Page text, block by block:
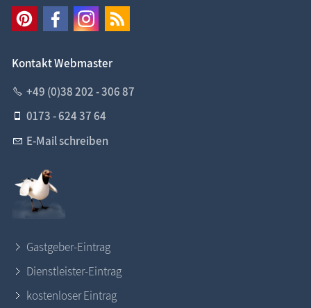
Kontakt Webmaster
+49 (0)38 202 - 306 87
0173 - 624 37 64
E-Mail schreiben
Gastgeber-Eintrag
Dienstleister-Eintrag
kostenloser Eintrag